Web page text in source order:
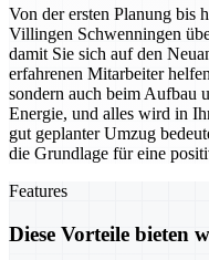
Von der ersten Planung bis
Villingen Schwenningen
damit Sie sich auf den
erfahrenen Mitarbeiter
sondern auch beim Aufbau
Energie, und alles wird in
gut geplanter Umzug
die Grundlage für eine
Features
Diese Vorteile bieten